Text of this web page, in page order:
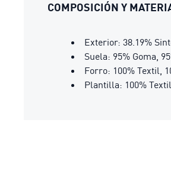
COMPOSICIÓN Y
Exterior: 38.19%
Suela: 95% Goma,
Forro: 100% Textil,
Plantilla: 100%